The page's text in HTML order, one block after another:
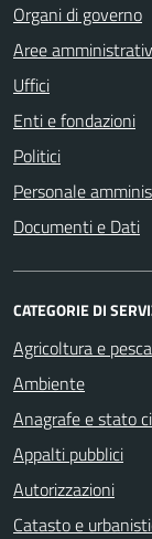
Organi di governo
Aree
Uffici
Enti e fondazioni
Politici
Personale
Documenti e Dati
CATEGORIE DI
Agricoltura e pesca
Ambiente
Anagrafe e stato
Appalti pubblici
Autorizzazioni
Catasto e